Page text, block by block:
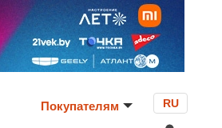
Покупателям RU